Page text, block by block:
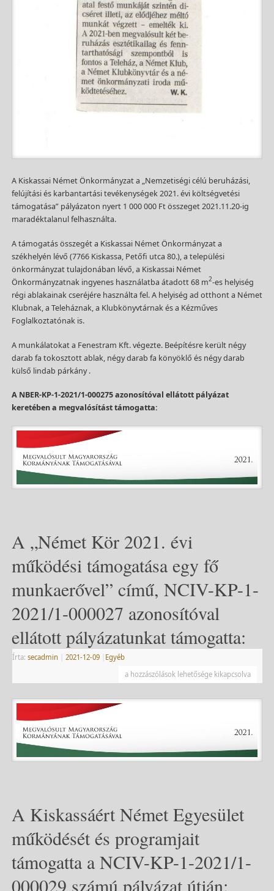
A Kiskassai Német Önkormányzat a „Nemzetiségi célú beruházási,
felújítási és karbantartási tevékenységek 2021. évi költségvetési
támogatása” pályázaton nyert 1 000 000 Ft összeget 2021.11.20-ig
maradéktalanul felhasználta.
A támogatás összegét a Kiskassai Német Önkormányzat a
székhelyén lévő (7766 Kiskassa, Petőfi utca 80.), a települési
önkormányzat tulajdonában lévő, a Kiskassai Német
Önkormányzatnak ingyenes használatba átadott 68 m2-es helyiség
régi ablakainak cseréjére használta fel. A helyiség ad otthont a Német
Klubnak, a Teleháznak, a Klubkönyvtárnak és a Kézműves
Foglalkoztatónak is.
A munkálatokat a Fenestram Kft. végezte. Beépítésre került négy
darab fa tokosztott ablak, négy darab fa könyöklő és négy darab
külső lindab párkány .
A NBER-KP-1-2021/1-000275 azonosítóval ellátott pályázat
keretében a megvalósítást támogatta:
A „Német Kör 2021. évi
működési támogatása egy fő
munkaerővel” című, NCIV-KP-1-
2021/1-000027 azonosítóval
ellátott pályázatunkat támogatta:
Írta: secadmin 2021-12-09
Egyéb
a hozzászólások lehetősége kikapcsolva
A Kiskassáért Német Egyesület
működését és programjait
támogatta a NCIV-KP-1-2021/1-
000029 számú pályázat útján: